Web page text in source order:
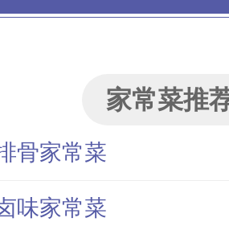
家常菜推
骨家常菜
味家常菜